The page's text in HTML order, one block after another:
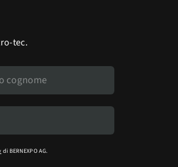
tec.
di BERNEXPO AG.